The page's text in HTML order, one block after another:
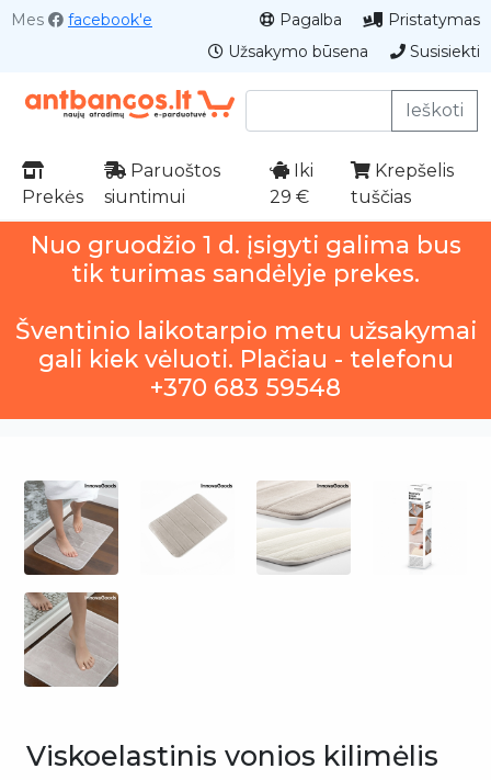
Mes facebook'e Pagalba
Pristatymas
Užsakymo būsena
Susisiekti
Ieškoti
Prekės
Paruoštos
siuntimui
Iki
29 €
Krepšelis
tuščias
Nuo gruodžio 1 d. įsigyti galima bus
tik turimas sandėlyje prekes.
Šventinio laikotarpio metu užsakymai
gali kiek vėluoti. Plačiau - telefonu
+370 683 59548
Viskoelastinis vonios kilimėlis